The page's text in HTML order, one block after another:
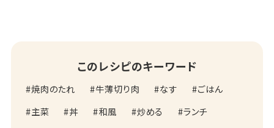
このレシピのキーワード
焼肉のたれ 牛薄切り肉 なす
ごはん
主菜
丼 和風 炒める ランチ